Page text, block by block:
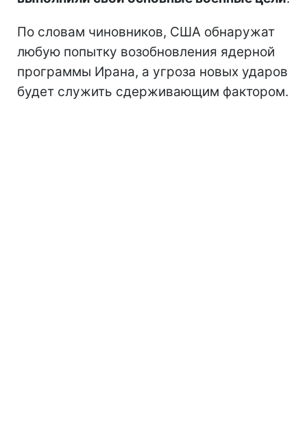
По словам чиновников, США обнаружат
любую попытку возобновления ядерной
программы Ирана, а угроза новых ударов
будет служить сдерживающим фактором.